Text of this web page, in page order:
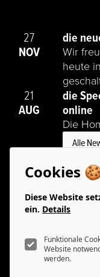
Cookies
Diese Website
ein. Details
Funktionale
Website
werden.
27
NOV
die
Wir
heute
21
AUG
die
online
Die
Alle
sleeping cat
Wehrlisteig 17